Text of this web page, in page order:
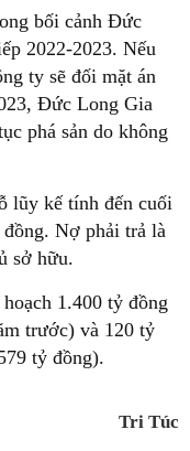
bối cảnh Đức
2022-2023. Nếu
ty sẽ đối mặt án
Đức Long Gia
phá sản do không
lũy kế tính đến cuối
Nợ phải trả là
sở hữu.
1.400 tỷ đồng
trước) và 120 tỷ
tỷ đồng).
Tri Túc